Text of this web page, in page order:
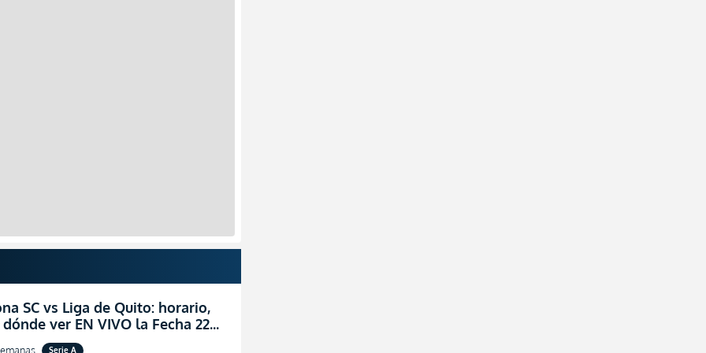
SC vs Liga de Quito: horario,
ver EN VIVO la Fecha 22
2026
Serie A